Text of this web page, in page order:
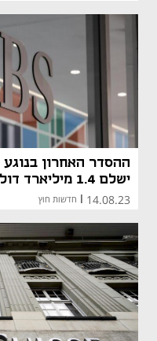
ישלם 1.4 מיליארד דולר לרשויות בארה"ב
14.08.23 חדשות חוץ